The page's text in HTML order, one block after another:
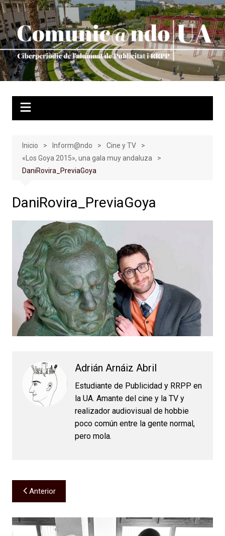
Saltar
al
contenido
Inicio Inform@ndo
Cine y TV
«Los Goya 2015», una gala muy andaluza
DaniRovira_PreviaGoya
DaniRovira_PreviaGoya
Adrián Arnáiz Abril
Estudiante de Publicidad y RRPP en
la UA. Amante del cine y la TV y
realizador audiovisual de hobbie
poco común entre la gente normal,
pero mola.
Navegación
de
entradas
Anterior